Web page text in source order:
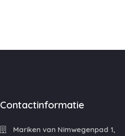
Contactinformatie
Mariken van Nimwegenpad 1,